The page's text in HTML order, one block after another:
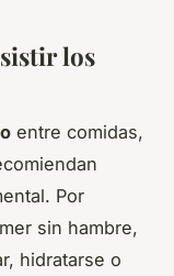
los
entre comidas,
Por
sin hambre,
hidratarse o